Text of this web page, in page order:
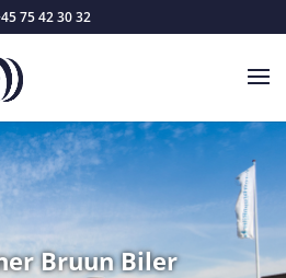
75 42 30 32
Bruun Biler